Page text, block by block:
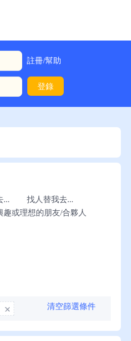
註冊/幫助
登錄
...
找人替我去...
趣或理想的朋友/合夥人
清空篩選條件